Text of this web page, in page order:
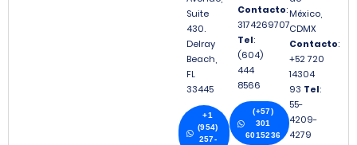
Suite
430.
Delray
Beach,
FL
33445
+1
(954)
257-
(+57)
301
6015236
Contacto:
3174269707
Tel:
(604)
444
8566
México,
CDMX
Contacto:
+52 720
14304
93 Tel:
55-
4209-
4279